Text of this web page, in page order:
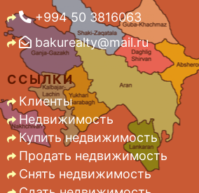
+994 50 3816063
bakurealty@mail.ru
ССЫЛКИ
Клиенты
Недвижимость
Купить недвижимость
Продать недвижимость
Снять недвижимость